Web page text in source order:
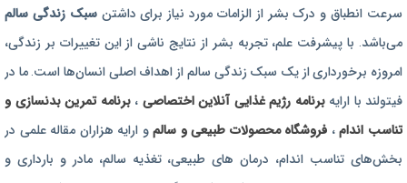
برنامه تمرین بدنسازی
برنامه تمرینی
محصولات طبیعی و سالم
سرعت انطباق و درک بشر از الزامات مورد نیاز برای داشتنسبک زندگی سالم
می‌باشد. با پیشرفت علم، تجربه بشر از نتایج ناشی از این تغییرات بر زندگی،
امروزه برخورداری از یک سبک زندگی سالم از اهداف اصلی انسان‌ها است. ما در
فیتولند با ارایهبرنامه رژیم غذایی آنلاین اختصاصی ،برنامه تمرین بدنسازی و
تناسب اندام، فروشگاه محصولات طبیعی و سالمو ارایه هزاران مقاله علمی در
بخش‌های تناسب اندام، درمان های طبیعی، تغذیه سالم، مادر و بارداری و